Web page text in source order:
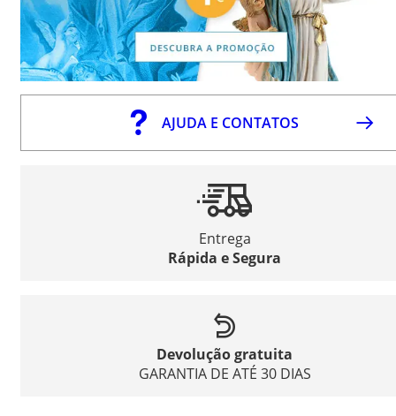
AJUDA E CONTATOS
Entrega
Rápida e Segura
Devolução gratuita
GARANTIA DE ATÉ 30 DIAS